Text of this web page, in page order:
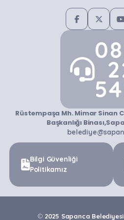
Rüstempaşa Mh. Mimar Sinan
Başkanlığı
Bilgi Güvenliği
Politikamız
© 2025 Sapanca Belediyesi